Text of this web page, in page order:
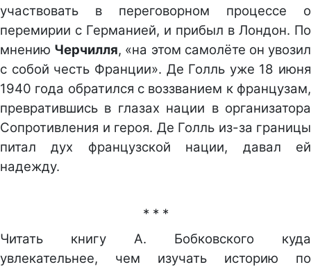
участвовать в переговорном процессе о
перемирии с Германией, и прибыл в Лондон. По
мнению Черчилля, «на этом самолёте он увозил
с собой честь Франции». Де Голль уже 18 июня
1940 года обратился с воззванием к французам,
превратившись в глазах нации в организатора
Сопротивления и героя. Де Голль из-за границы
питал дух французской нации, давал ей
надежду.
* * *
Читать книгу А. Бобковского куда
увлекательнее, чем изучать историю по